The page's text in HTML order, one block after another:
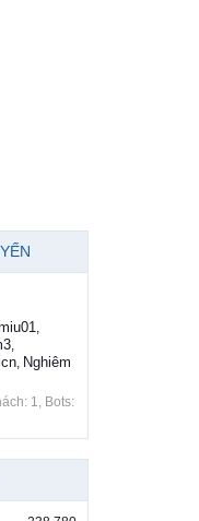
,
,
, Nghiêm
1, Bots: